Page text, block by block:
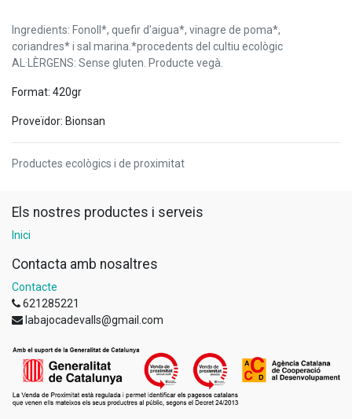
Ingredients: Fonoll*, quefir d'aigua*, vinagre de poma*,
coriandres* i sal marina.*procedents del cultiu ecològic
AL·LÈRGENS: Sense gluten. Producte vegà.
Format: 420gr
Proveïdor: Bionsan
Productes ecològics i de proximitat
Els nostres productes i serveis
Inici
Contacta amb nosaltres
Contacte
621285221
labajocadevalls@gmail.com